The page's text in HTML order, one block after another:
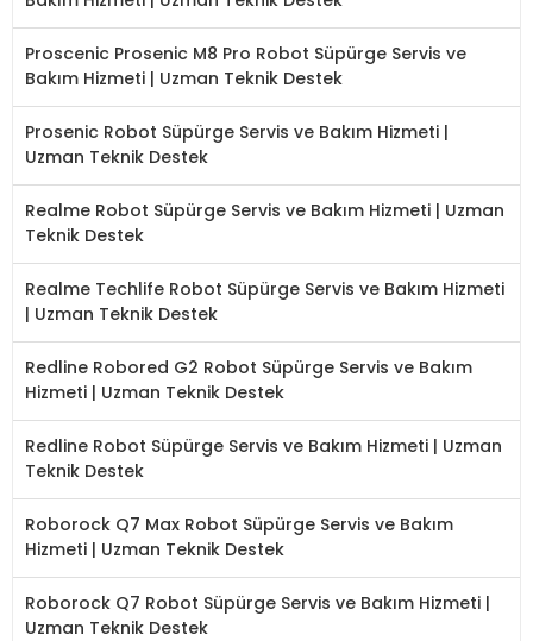
Proscenic Prosenic M8 Pro Robot Süpürge Servis ve
Bakım Hizmeti | Uzman Teknik Destek
Prosenic Robot Süpürge Servis ve Bakım Hizmeti |
Uzman Teknik Destek
Realme Robot Süpürge Servis ve Bakım Hizmeti | Uzman
Teknik Destek
Realme Techlife Robot Süpürge Servis ve Bakım Hizmeti
| Uzman Teknik Destek
Redline Robored G2 Robot Süpürge Servis ve Bakım
Hizmeti | Uzman Teknik Destek
Redline Robot Süpürge Servis ve Bakım Hizmeti | Uzman
Teknik Destek
Roborock Q7 Max Robot Süpürge Servis ve Bakım
Hizmeti | Uzman Teknik Destek
Roborock Q7 Robot Süpürge Servis ve Bakım Hizmeti |
Uzman Teknik Destek